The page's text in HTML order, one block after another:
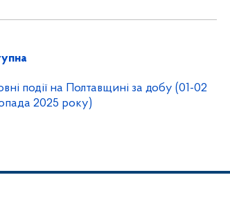
події на Полтавщині за добу (01-02
2025 року)